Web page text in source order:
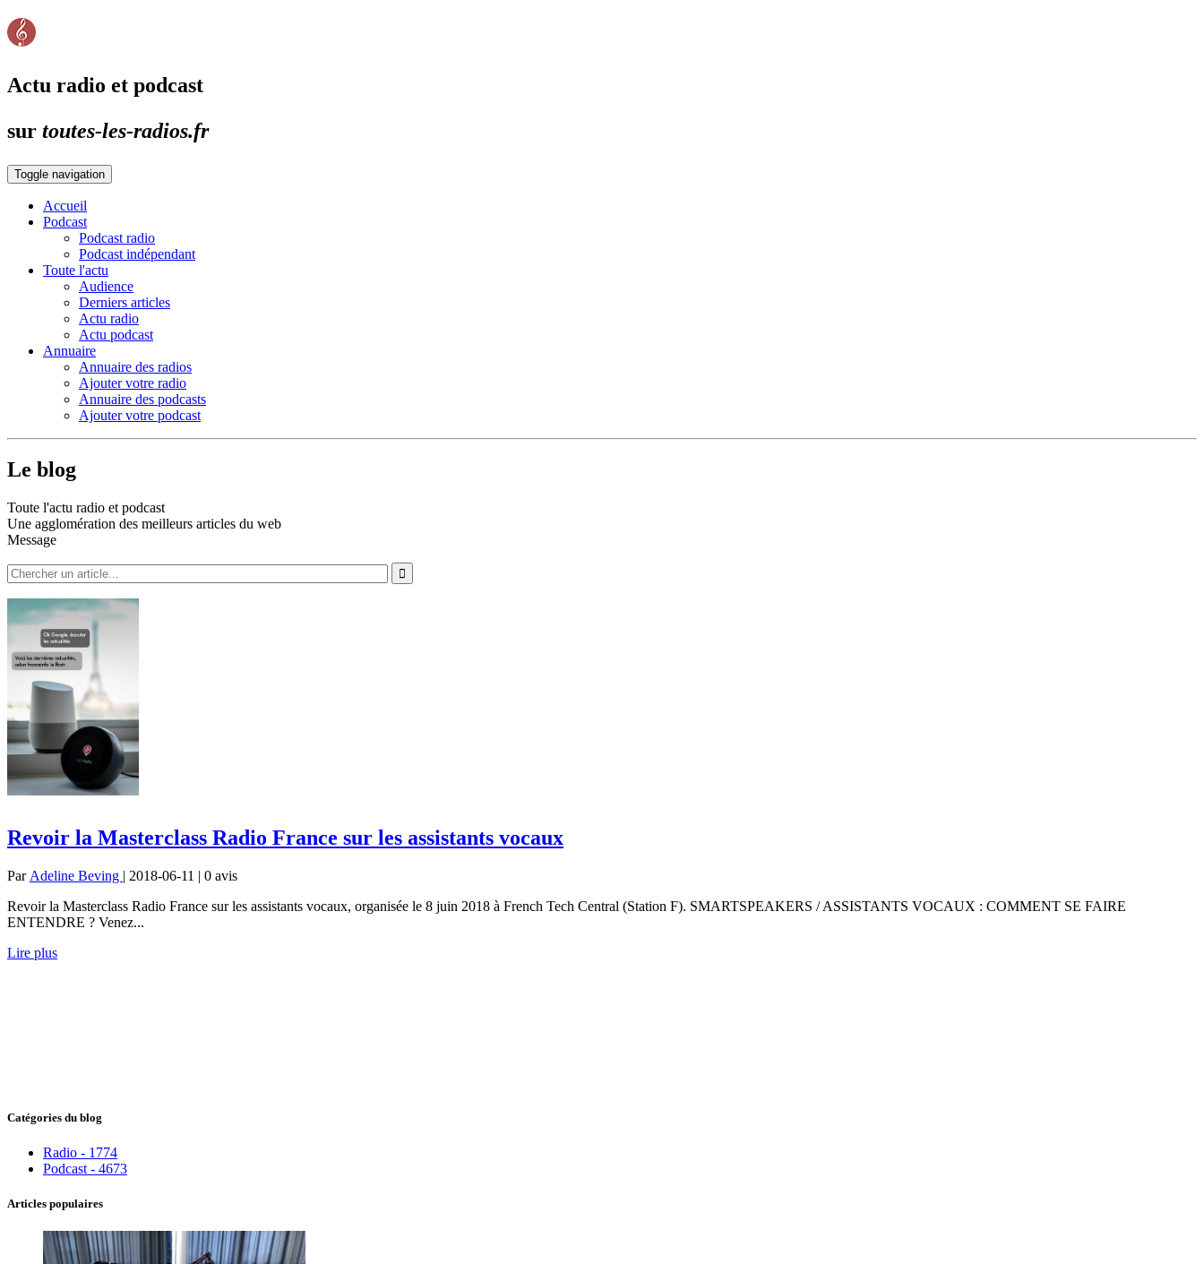
Actu radio et podcast
sur toutes-les-radios.fr
Toggle navigation
Accueil
Podcast
Podcast radio
Podcast indépendant
Toute l'actu
Audience
Derniers articles
Actu radio
Actu podcast
Annuaire
Annuaire des radios
Ajouter votre radio
Annuaire des podcasts
Ajouter votre podcast
Le blog
Toute l'actu radio et podcast
Une agglomération des meilleurs articles du web
Message
Revoir la Masterclass Radio France sur les assistants vocaux
Par Adeline Beving | 2018-06-11 | 0 avis
Revoir la Masterclass Radio France sur les assistants vocaux, organisée le 8 juin 2018 à French Tech Central (Station F). SMARTSPEAKERS / ASSISTANTS VOCAUX : COMMENT SE FAIRE
ENTENDRE ? Venez...
Lire plus
Catégories du blog
Radio - 1774
Podcast - 4673
Articles populaires